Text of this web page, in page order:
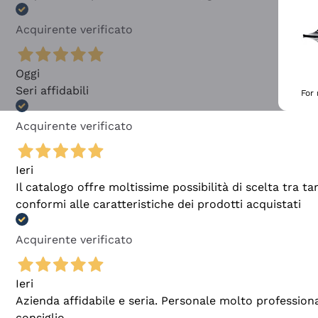
Acquirente verificato
Oggi
Seri affidabili
Acquirente verificato
Ieri
Il catalogo offre moltissime possibilità di scelta tra
conformi alle caratteristiche dei prodotti acquistati
Acquirente verificato
Ieri
Azienda affidabile e seria. Personale molto
For